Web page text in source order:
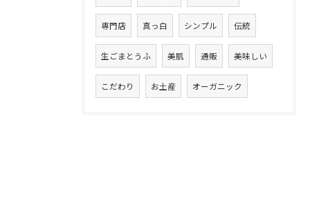
専門店 真っ白 シンプル 伝統
生ごまとうふ 美肌 通販 美味しい
こだわり お土産 オーガニック